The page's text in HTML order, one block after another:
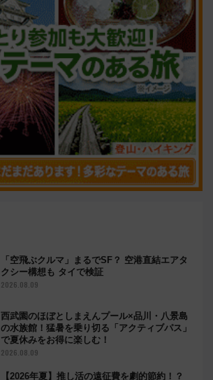
「空飛ぶクルマ」まるでSF？ 空港直結エアタ
クシー構想も タイで検証
2026.08.09
西武園のほぼとしまえんプール×品川・八景島
の水族館！猛暑を乗り切る「アクティブパス」
で夏休みをお得に楽しむ！
2026.08.09
【2026年夏】推し活の遠征費を劇的節約！？